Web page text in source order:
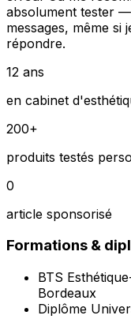
absolument tester —
messages, même si
répondre.
12 ans
en cabinet
200+
produits testés
0
article sponsorisé
Formations &
BTS
Bordeaux
Diplôme